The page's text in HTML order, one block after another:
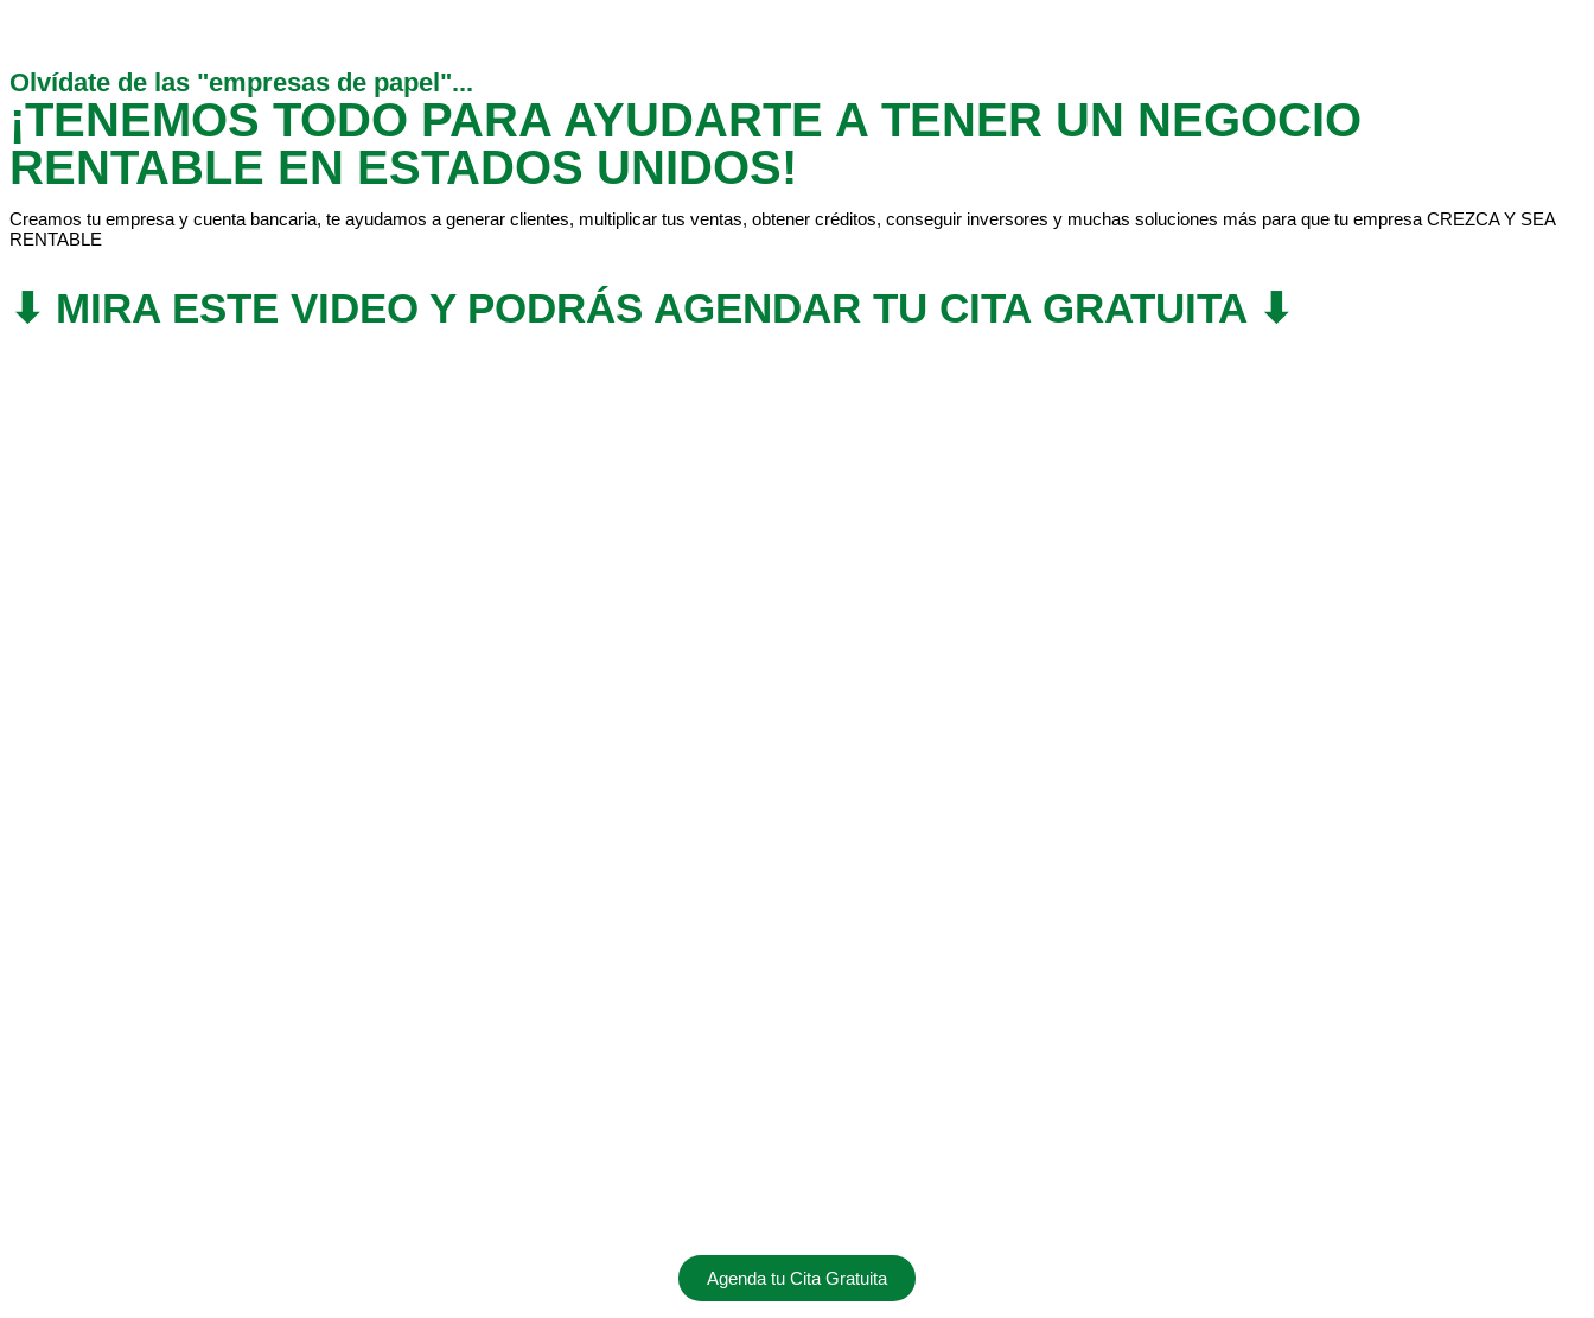
Olvídate de las "empresas de papel"...
¡TENEMOS TODO PARA AYUDARTE A TENER UN NEGOCIO
RENTABLE EN ESTADOS UNIDOS!
Creamos tu empresa y cuenta bancaria, te ayudamos a generar clientes, multiplicar tus ventas, obtener créditos, conseguir inversores y muchas soluciones más para que tu empresa CREZCA Y SEA
RENTABLE
⬇ MIRA ESTE VIDEO Y PODRÁS AGENDAR TU CITA GRATUITA ⬇
Agenda tu Cita Gratuita